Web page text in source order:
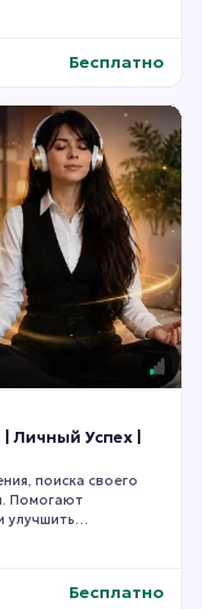
Бесплатно
Успех |
поиска своего
Помогают
улучшить
сферах.
Бесплатно